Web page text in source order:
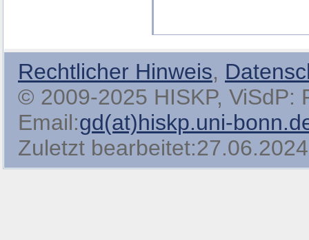
Rechtlicher Hinweis,
© 2009-2025 HISKP, ViSdP:
Email:gd(at)hiskp.uni-
Zuletzt